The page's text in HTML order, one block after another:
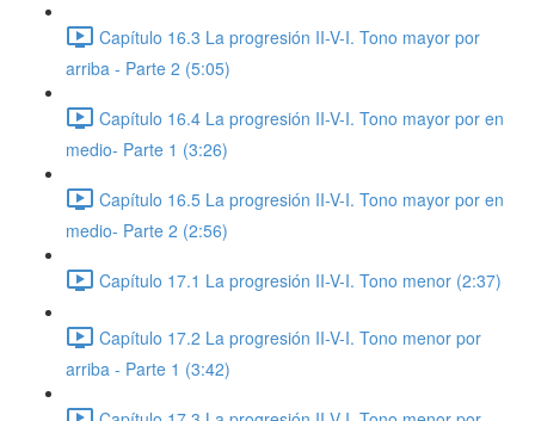
Capítulo 16.3 La progresión II-V-I. Tono mayor por
arriba - Parte 2 (5:05)
Capítulo 16.4 La progresión II-V-I. Tono mayor por en
medio- Parte 1 (3:26)
Capítulo 16.5 La progresión II-V-I. Tono mayor por en
medio- Parte 2 (2:56)
Capítulo 17.1 La progresión II-V-I. Tono menor (2:37)
Capítulo 17.2 La progresión II-V-I. Tono menor por
arriba - Parte 1 (3:42)